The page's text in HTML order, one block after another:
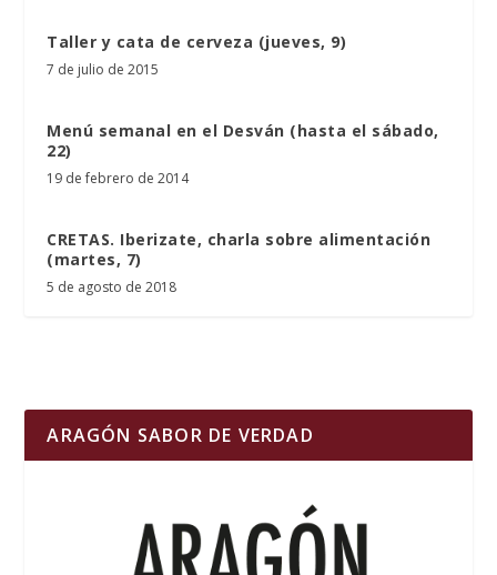
Taller y cata de cerveza (jueves, 9)
7 de julio de 2015
Menú semanal en el Desván (hasta el sábado,
22)
19 de febrero de 2014
CRETAS. Iberizate, charla sobre alimentación
(martes, 7)
5 de agosto de 2018
ARAGÓN SABOR DE VERDAD